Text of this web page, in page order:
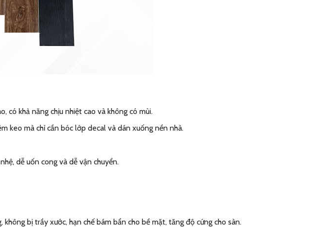
có khả năng chịu nhiệt cao và không có mùi.
keo mà chỉ cần bóc lớp decal và dán xuống nền nhà.
dễ uốn cong và dễ vận chuyển.
bị trầy xước, hạn chế bám bẩn cho bề mặt, tăng độ cứng cho sàn.